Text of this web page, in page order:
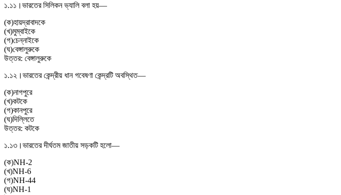
১.১১। ভারতের সিলিকন ভ্যালি বলা হয়—
(ক)হায়দ্রাবাদকে
(খ)মুম্বাইকে
(গ)চেন্নাইকে
(ঘ)বেঙ্গালুরুকে
উত্তর: বেঙ্গালুরুকে
১.১২। ভারতের কেন্দ্রীয় ধান গবেষণা কেন্দ্রটি অবস্থিত—
(ক)নাগপুরে
(খ)কটকে
(গ)কানপুরে
(ঘ)দিল্লিতে
উত্তর: কটকে
১.১৩। ভারতের দীর্ঘতম জাতীয় সড়কটি হলো—
(ক)NH-2
(খ)NH-6
(গ)NH-44
(ঘ)NH-1